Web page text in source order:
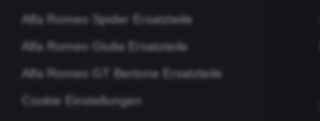
Alfa Romeo Spider Ersatzteile
Alfa Romeo Giulia Ersatzteile
Alfa Romeo GT Bertone Ersatzteile
Cookie Einstellungen